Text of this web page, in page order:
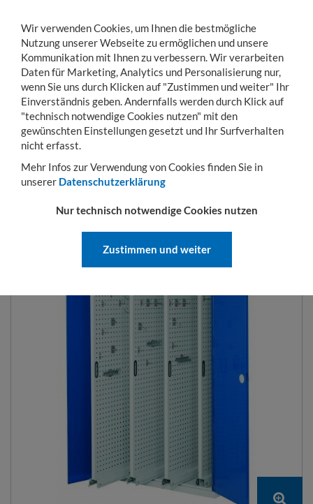
Toggle
navigation
MENÜ KONTO WARENKORB
Sie sind hier: Betriebseinrichtung Schränke
SCHWERLASTSCHRANK MIT
VERTIKALAUSZÜGEN
Wir verwenden Cookies, um Ihnen die bestmögliche
Nutzung unserer Webseite zu ermöglichen und unsere
Kommunikation mit Ihnen zu verbessern. Wir verarbeiten
Daten für Marketing, Analytics und Personalisierung nur,
wenn Sie uns durch Klicken auf "Zustimmen und weiter" Ihr
Einverständnis geben. Andernfalls werden durch Klick auf
"technisch notwendige Cookies nutzen" mit den
gewünschten Einstellungen gesetzt und Ihr Surfverhalten
nicht erfasst.
Mehr Infos zur Verwendung von Cookies finden Sie in
unserer Datenschutzerklärung
Nur technisch notwendige Cookies nutzen
Zustimmen und weiter